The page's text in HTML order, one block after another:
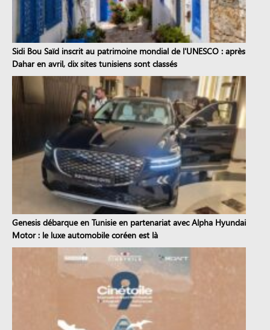
Sidi Bou Saïd inscrit au patrimoine mondial de l'UNESCO : après
Dahar en avril, dix sites tunisiens sont classés
Genesis débarque en Tunisie en partenariat avec Alpha Hyundai
Motor : le luxe automobile coréen est là